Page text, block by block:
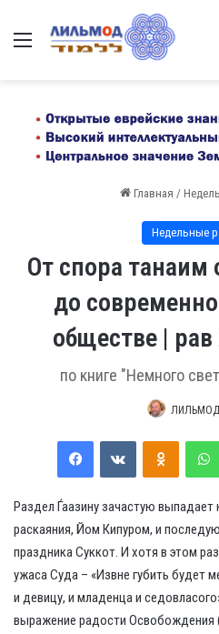
Меню
Главная /
Недельные
От спора танаим
до
обществе |
по книге "Немного
ЛИЛЬМОД
Раздел Ѓаазину зачастую
раскаяния, Йом Кипуром, и
праздника Суккот. И хотя в этом
ужаса Суда – «Извне губить будет
и девицу, и младенца и
выражение радости Освобождения